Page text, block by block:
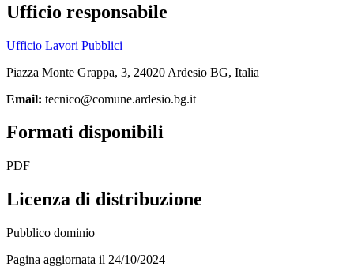
Ufficio responsabile
Ufficio Lavori Pubblici
Piazza Monte Grappa, 3, 24020 Ardesio BG, Italia
Email: tecnico@comune.ardesio.bg.it
Formati disponibili
PDF
Licenza di distribuzione
Pubblico dominio
Pagina aggiornata il 24/10/2024